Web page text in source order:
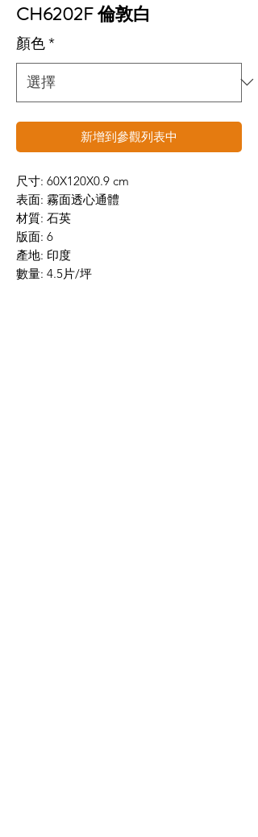
CH6202F 倫敦白
顏色*
新增到參觀列表中
尺寸: 60X120X0.9 cm
表面: 霧面透心通體
材質: 石英
版面: 6
產地: 印度
數量: 4.5片/坪